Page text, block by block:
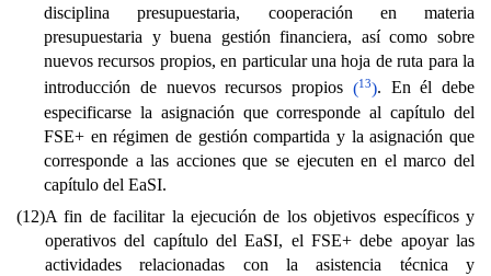
disciplina presupuestaria, cooperación en materia
presupuestaria y buena gestión financiera, así como sobre
nuevos recursos propios, en particular una hoja de ruta para la
introducción de nuevos recursos propios (13). En él debe
especificarse la asignación que corresponde al capítulo del
FSE+ en régimen de gestión compartida y la asignación que
corresponde a las acciones que se ejecuten en el marco del
capítulo del EaSI.
(12)A fin de facilitar la ejecución de los objetivos específicos y
operativos del capítulo del EaSI, el FSE+ debe apoyar las
actividades relacionadas con la asistencia técnica y